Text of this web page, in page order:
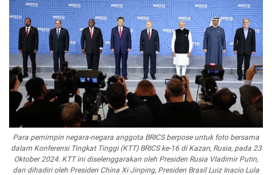
Para pemimpin negara-negara anggota BRICS berpose untuk foto bersama
dalam Konferensi Tingkat Tinggi (KTT) BRICS ke-16 di Kazan, Rusia, pada 23
Oktober 2024. KTT ini diselenggarakan oleh Presiden Rusia Vladimir Putin,
dan dihadiri oleh Presiden China Xi Jinping, Presiden Brasil Luiz Inacio Lula